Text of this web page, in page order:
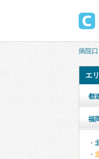
病院
エ
都
福